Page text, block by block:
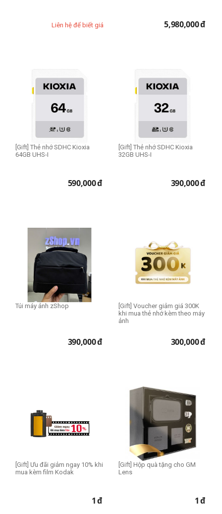
Liên hệ để biết giá 5,980,000đ
[Gift] Thẻ nhớ SDHC Kioxia
64GB UHS-I
590,000đ
[Gift] Thẻ nhớ SDHC Kioxia
32GB UHS-I
390,000đ
Túi máy ảnh zShop
390,000đ
[Gift] Voucher giảm giá 300K
khi mua thẻ nhớ kèm theo máy
ảnh
300,000đ
[Gift] Ưu đãi giảm ngay 10% khi
mua kèm film Kodak
1đ
[Gift] Hộp quà tặng cho GM
Lens
1đ